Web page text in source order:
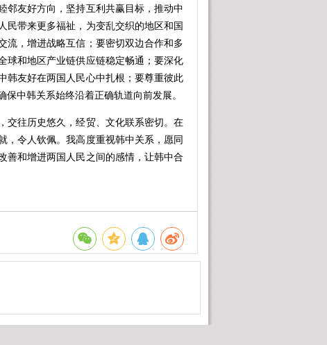
友好方向，坚持互利共赢目标，推动中
民带来更多福祉，为变乱交织的地区和国
流，增进战略互信；要密切双边合作和多
球和地区产业链供应链稳定畅通；要深化
韩友好在两国人民心中扎根；要尊重彼此
中韩关系始终沿着正确轨道向前发展。
往历史悠久，经贸、文化联系密切。在
，令人钦佩。我高度重视韩中关系，愿同
善和增进两国人民之间的感情，让韩中合